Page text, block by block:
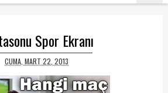
Spor Ekranı
CUMA, MART 22, 2013